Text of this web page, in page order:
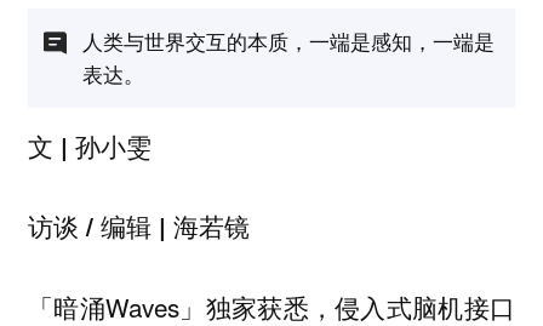
人类与世界交互的本质，一端是感知，一端是
表达。
文 | 孙小雯
访谈 / 编辑 | 海若镜
「暗涌Waves」独家获悉，侵入式脑机接口